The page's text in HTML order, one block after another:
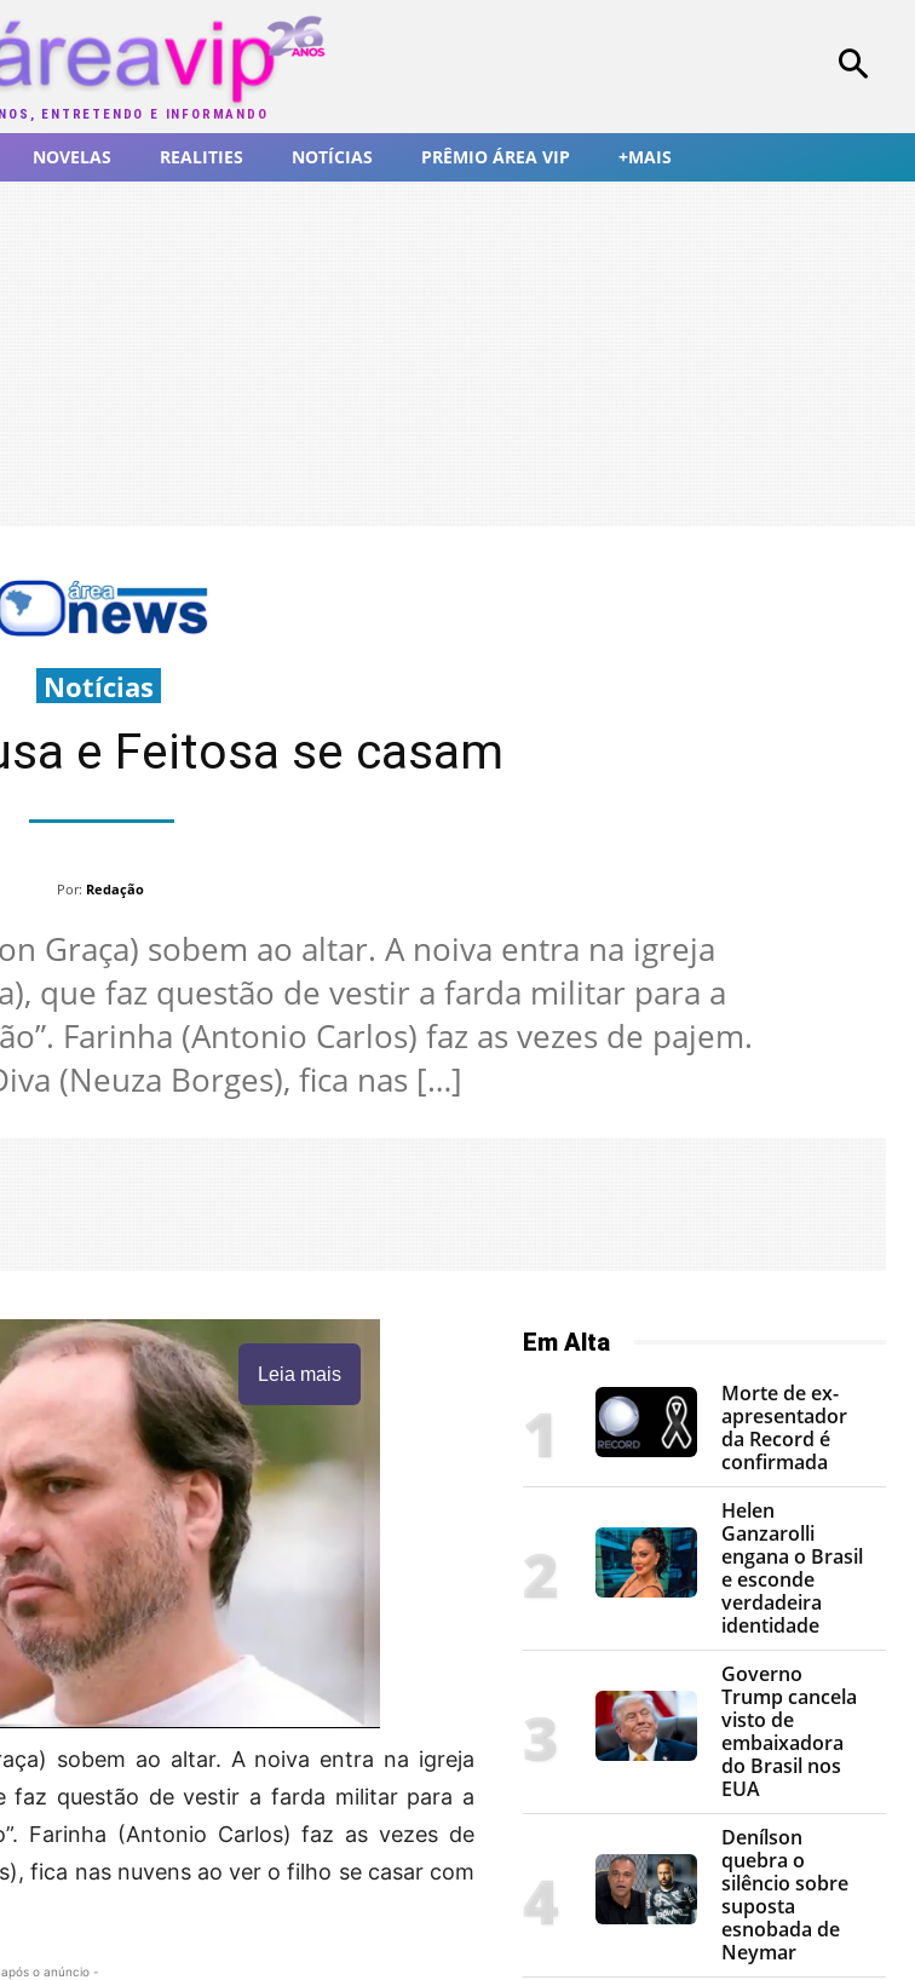
ENTRETENDO E INFORMANDO
NOVELAS REALITIES NOTÍCIAS PRÊMIO ÁREA VIP +MAIS
Notícias
e Feitosa se casam
Por: Redação
Graça) sobem ao altar. A noiva entra na igreja
que faz questão de vestir a farda militar para a
Farinha (Antonio Carlos) faz as vezes de pajem.
(Neuza Borges), fica nas […]
Leia mais
sobem ao altar. A noiva entra na igreja
faz questão de vestir a farda militar para a
Farinha (Antonio Carlos) faz as vezes de
fica nas nuvens ao ver o filho se casar com
o anúncio -
Em Alta
Morte de ex-
apresentador
da Record é
confirmada
Helen
Ganzarolli
engana o Brasil
e esconde
verdadeira
identidade
Governo
Trump cancela
visto de
embaixadora
do Brasil nos
EUA
Denílson
quebra o
silêncio sobre
suposta
esnobada de
Neymar